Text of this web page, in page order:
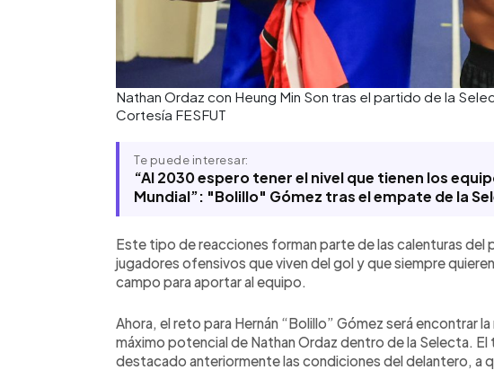
Nathan Ordaz con Heung Min Son tras el partido de la
Cortesía FESFUT
Te puede interesar:
“Al 2030 espero tener el nivel que tienen los
Mundial”: "Bolillo" Gómez tras el empate de la
Este tipo de reacciones forman parte de las calenturas del
jugadores ofensivos que viven del gol y que siempre
campo para aportar al equipo.
Ahora, el reto para Hernán “Bolillo” Gómez será encontrar
máximo potencial de Nathan Ordaz dentro de la Selecta.
destacado anteriormente las condiciones del delantero, a